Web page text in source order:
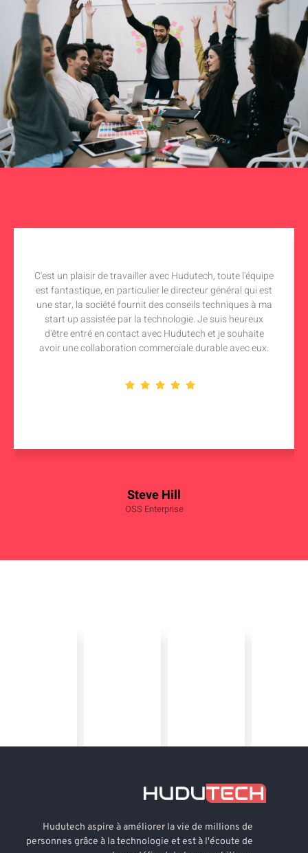
Steve Hill
OSS Enterprise
C'est un plaisir de travailler avec Hudutech, toute l'équipe
est fantastique, en particulier le directeur général qui est
une star, la société fournit des conseils techniques à ma
start up assistée par la technologie. Je suis heureux
d'être entré en contact avec Hudutech et je souhaite
avoir une collaboration commerciale durable avec eux.
Hudutech aspire à améliorer la vie de millions de
personnes grâce à la technologie et est à l'écoute de